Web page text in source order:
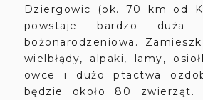
Dziergowic (ok. 70 km od
powstaje bardzo duża
bożonarodzeniowa.
wielbłądy, alpaki, lamy,
owce i dużo ptactwa
będzie około 80 zwierząt.